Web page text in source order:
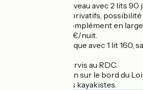
Chambre Art Nouveau avec 2 lits 90
salle d'eau et WC privatifs,
enfant, un lit en complément en
supplément de 10€/nuit.
Chambre romantique avec 1 lit 160,
Petit déjeuners servis au RDC.
Jardin à disposition sur le bord du
sur le Loir pour les kayakistes.